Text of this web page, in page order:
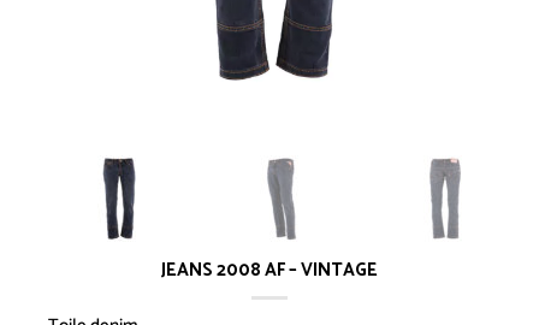
JEANS 2008 AF – VINTAGE